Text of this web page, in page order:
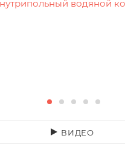
ВИДЕО